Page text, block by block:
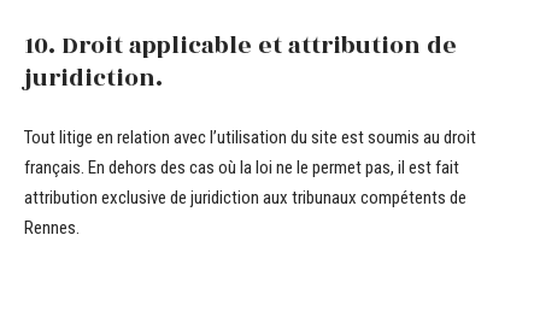
10. Droit applicable et attribution de
juridiction.
Tout litige en relation avec l’utilisation du site est soumis au droit
français. En dehors des cas où la loi ne le permet pas, il est fait
attribution exclusive de juridiction aux tribunaux compétents de
Rennes.